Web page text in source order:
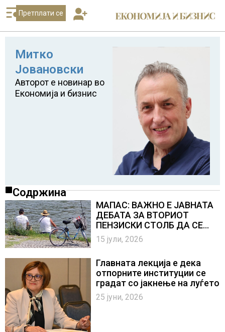
Претплати се
Митко
Јовановски
Авторот е новинар во
Економија и бизнис
Содржина
МАПАС: ВАЖНО Е ЈАВНАТА
ДЕБАТА ЗА ВТОРИОТ
ПЕНЗИСКИ СТОЛБ ДА СЕ
ВОДИ ВРЗ ОСНОВА НА
ЦЕЛОСНИ И ОБЈЕКТИВНИ
15 јули, 2026
Главната лекција е дека
отпорните институции се
градат со јакнење на луѓето
25 јуни, 2026